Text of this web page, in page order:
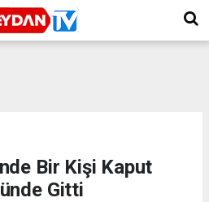
Bir Kişi Kaput
Gitti